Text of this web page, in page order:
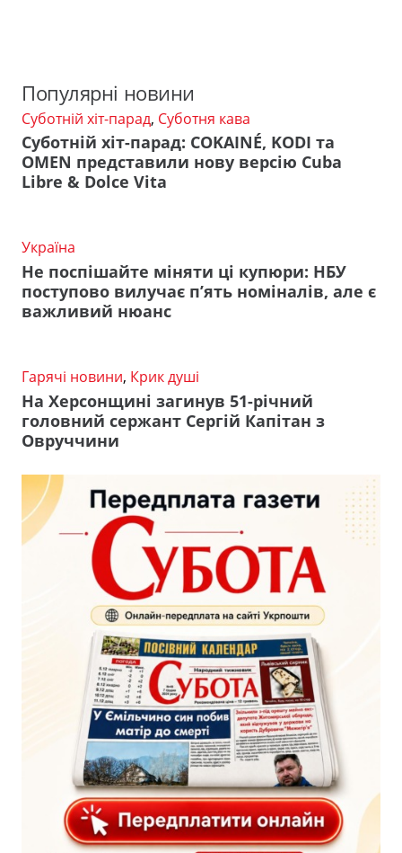
Популярні новини
Суботній хіт-парад, Суботня кава
Суботній хіт-парад: COKAINÉ, KODI та
OMEN представили нову версію Cuba
Libre & Dolce Vita
Україна
Не поспішайте міняти ці купюри: НБУ
поступово вилучає п’ять номіналів, але є
важливий нюанс
Гарячі новини, Крик душі
На Херсонщині загинув 51-річний
головний сержант Сергій Капітан з
Овруччини